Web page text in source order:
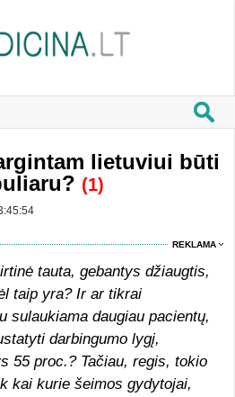
lietuviui būti
(1)
REKLAMA
tauta, gebantys džiaugtis,
taip yra? Ir ar tikrai
sulaukiama daugiau pacientų,
darbingumo lygį,
55 proc.? Tačiau, regis, tokio
kai kurie šeimos gydytojai,